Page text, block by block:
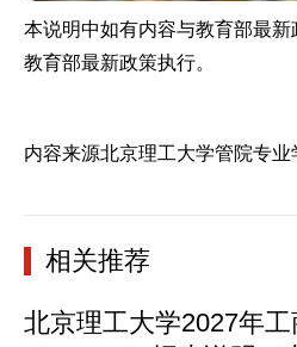
本说明中如有内容与教育部最
教育部最新政策执行。
内容来源北京理工大学管院专业
相关推荐
北京理工大学2027年